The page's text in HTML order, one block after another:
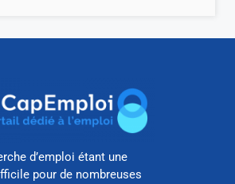
d’emploi étant une
pour de nombreuses